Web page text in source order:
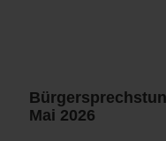
Mai 2026